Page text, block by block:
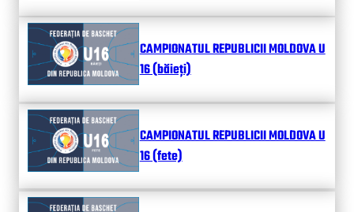
CAMPIONATUL REPUBLICII MOLDOVA U
16 (băieți)
CAMPIONATUL REPUBLICII MOLDOVA U
16 (fete)